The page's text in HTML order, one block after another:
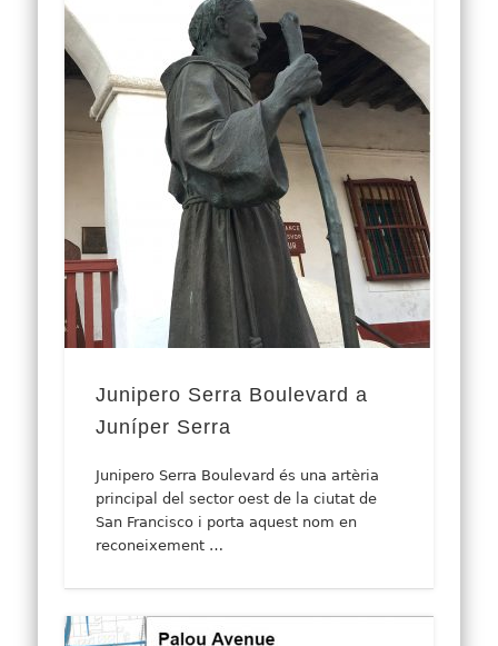
Junipero Serra Boulevard a
Juníper Serra
Junipero Serra Boulevard és una artèria
principal del sector oest de la ciutat de
San Francisco i porta aquest nom en
reconeixement …